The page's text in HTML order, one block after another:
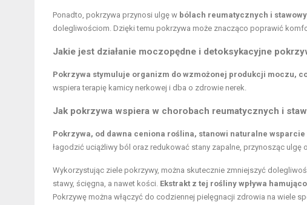
Ponadto, pokrzywa przynosi ulgę w bólach reumatycznych i
dolegliwościom. Dzięki temu pokrzywa może znacząco poprawić
Jakie jest działanie moczopędne i detoksykacyjne
Pokrzywa stymuluje organizm do wzmożonej produkcji moczu,
wspiera terapię kamicy nerkowej i dba o zdrowie nerek.
Jak pokrzywa wspiera w chorobach reumatycznych i
Pokrzywa, od dawna ceniona roślina, stanowi naturalne
łagodzić uciążliwy ból oraz redukować stany zapalne, przynosząc ulgę
Wykorzystując ziele pokrzywy, można skutecznie zmniejszyć
stawy, ścięgna, a nawet kości. Ekstrakt z tej rośliny wpływa
Pokrzywę można włączyć do codziennej pielęgnacji zdrowia na wiele